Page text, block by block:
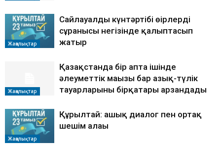
Жаңалықтар
Сайлауалды күнтәртібі өңірлердің
сұранысы негізінде қалыптасып
жатыр
Жаңалықтар
Қазақстанда бір апта ішінде
әлеуметтік маңызы бар азық-түлік
тауарларының бірқатары арзандады
Жаңалықтар
Құрылтай: ашық диалог пен ортақ
шешім алаңы